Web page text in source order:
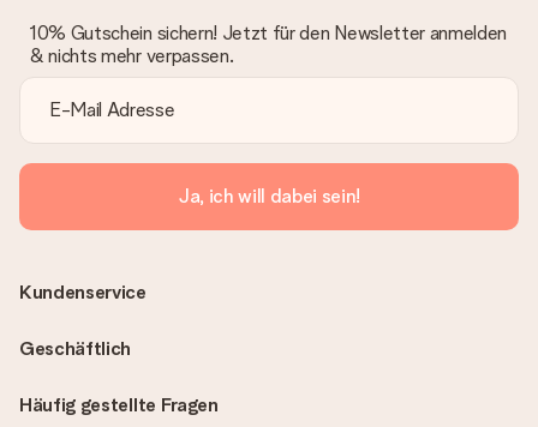
10% Gutschein sichern! Jetzt für den Newsletter anmelden
& nichts mehr verpassen.
Ja, ich will dabei sein!
Häufig gestellte Fragen
Kundenservice
Geschäftlich